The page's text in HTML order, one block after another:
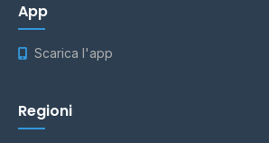
App
Scarica l'app
Regioni